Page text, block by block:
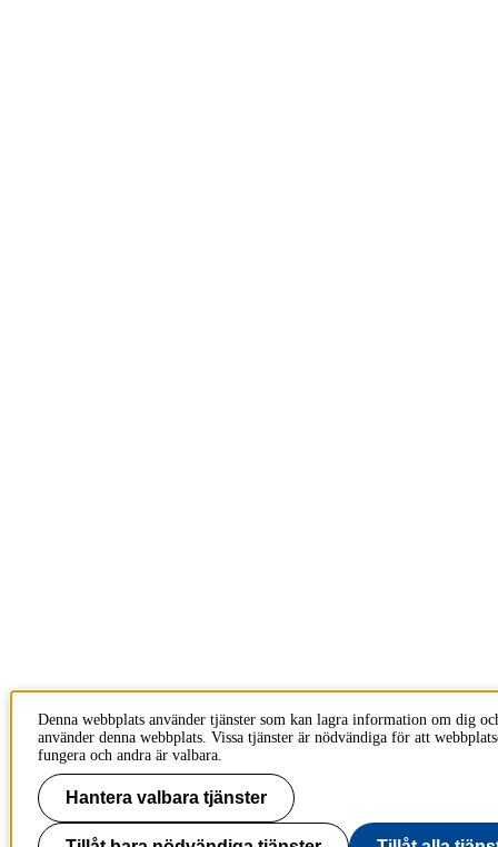
Denna webbplats använder tjänster som kan lagra information om dig
använder denna webbplats. Vissa tjänster är nödvändiga för att
fungera och andra är valbara.
Hantera valbara tjänster